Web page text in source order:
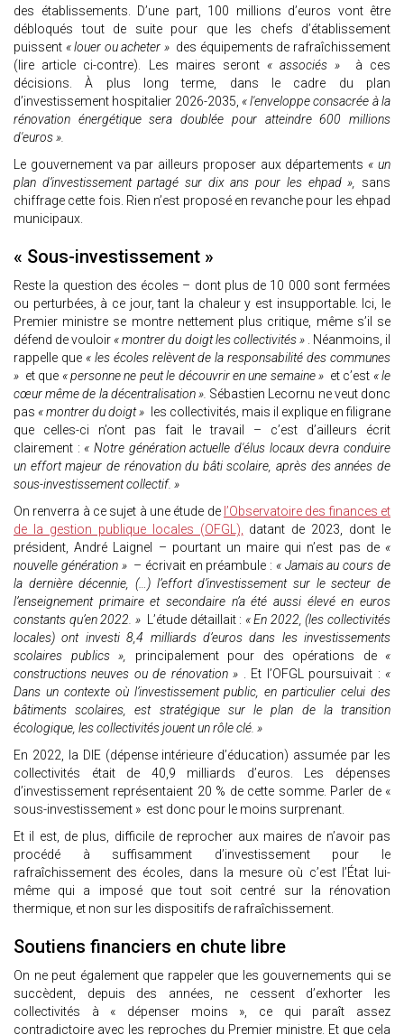
des établissements. D’une part, 100 millions d’euros vont être
débloqués tout de suite pour que les chefs d’établissement
puissent « louer ou acheter » des équipements de rafraîchissement
(lire article ci-contre). Les maires seront « associés »
à ces
décisions. À plus long terme, dans le cadre du plan
d’investissement hospitalier 2026-2035, « l'enveloppe consacrée à la
rénovation énergétique sera doublée pour atteindre 600 millions
d'euros ».
Le gouvernement va par ailleurs proposer aux départements « un
plan d’investissement partagé sur dix ans pour les ehpad », sans
chiffrage cette fois. Rien n’est proposé en revanche pour les ehpad
municipaux.
« Sous-investissement »
Reste la question des écoles – dont plus de 10 000 sont fermées
ou perturbées, à ce jour, tant la chaleur y est insupportable. Ici, le
Premier ministre se montre nettement plus critique, même s’il se
défend de vouloir « montrer du doigt les collectivités » . Néanmoins, il
rappelle que « les écoles relèvent de la responsabilité des communes
» et que « personne ne peut le découvrir en une semaine » et c’est « le
cœur même de la décentralisation ». Sébastien Lecornu ne veut donc
pas « montrer du doigt »
les collectivités, mais il explique en filigrane
que celles-ci n’ont pas fait le travail – c’est d’ailleurs écrit
clairement : « Notre génération actuelle d'élus locaux devra conduire
un effort majeur de rénovation du bâti scolaire, après des années de
sous-investissement collectif. »
On renverra à ce sujet à une étude de l’Observatoire des finances et
de la gestion publique locales (OFGL), datant de 2023, dont le
président, André Laignel – pourtant un maire qui n’est pas de «
nouvelle génération » – écrivait en préambule : « Jamais au cours de
la dernière décennie, (…) l’effort d’investissement sur le secteur de
l’enseignement primaire et secondaire n’a été aussi élevé en euros
constants qu’en 2022. » L’étude détaillait : « En 2022, (les collectivités
locales) ont investi 8,4 milliards d’euros dans les investissements
scolaires publics », principalement pour des opérations de «
constructions neuves ou de rénovation » . Et l’OFGL poursuivait : «
Dans un contexte où l’investissement public, en particulier celui des
bâtiments scolaires, est stratégique sur le plan de la transition
écologique, les collectivités jouent un rôle clé. »
En 2022, la DIE (dépense intérieure d’éducation) assumée par les
collectivités était de 40,9 milliards d’euros. Les dépenses
d’investissement représentaient 20 % de cette somme. Parler de «
sous-investissement » est donc pour le moins surprenant.
Et il est, de plus, difficile de reprocher aux maires de n’avoir pas
procédé à suffisamment d’investissement pour le
rafraîchissement des écoles, dans la mesure où c’est l’État lui-
même qui a imposé que tout soit centré sur la rénovation
thermique, et non sur les dispositifs de rafraîchissement.
Soutiens financiers en chute libre
On ne peut également que rappeler que les gouvernements qui se
succèdent, depuis des années, ne cessent d’exhorter les
collectivités à « dépenser moins », ce qui paraît assez
contradictoire avec les reproches du Premier ministre. Et que cela